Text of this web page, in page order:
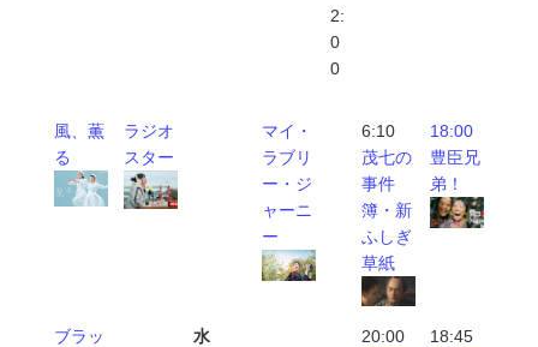
2:
0
0
風、薫
る
ラジオ
スター
マイ・
ラブリ
ー・ジ
ャーニ
ー
6:10
茂七の
事件
簿・新
ふしぎ
草紙
18:00
豊臣兄
弟！
ブラッ
水
20:00
18:45